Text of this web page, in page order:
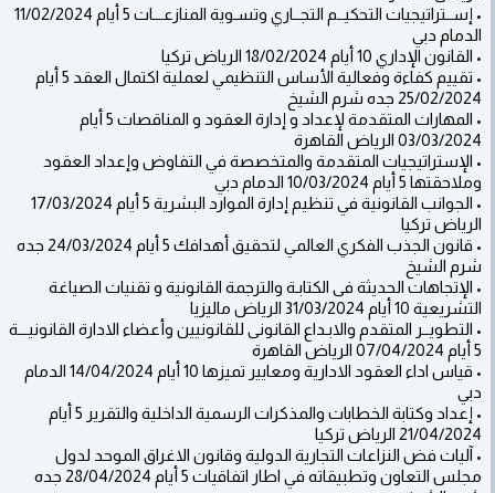
• إســتراتيجيات التحكيــم التجــاري وتسـوية المنازعـــات 5 أيام 11/02/2024
الدمام دبي
• القانون الإداري 10 أيام 18/02/2024 الرياض تركيا
• تقييم كفاءة وفعالية الأساس التنظيمي لعملية اكتمال العقد 5 أيام
25/02/2024 جده شرم الشيخ
• المهارات المتقدمة لإعداد و إدارة العقود و المناقصات 5 أيام
03/03/2024 الرياض القاهرة
• الإستراتيجيات المتقدمة والمتخصصة في التفاوض وإعداد العقود
وملاحقتها 5 أيام 10/03/2024 الدمام دبي
• الجوانب القانونية في تنظيم إدارة الموارد البشرية 5 أيام 17/03/2024
الرياض تركيا
• قانون الجذب الفكري العالمي لتحقيق أهدافك 5 أيام 24/03/2024 جده
شرم الشيخ
• الإتجاهات الحديثة فى الكتابـة والترجمة القانونية و تقنيات الصياغة
التشريعية 10 أيام 31/03/2024 الرياض ماليزيا
• التطويــر المتقدم والابـداع القانونى للقانونيين وأعضاء الادارة القانونيـــة
5 أيام 07/04/2024 الرياض القاهرة
• قياس اداء العقود الادارية ومعايير تميزها 10 أيام 14/04/2024 الدمام
دبي
• إعداد وكتابة الخطابات والمذكرات الرسمية الداخلية والتقرير 5 أيام
21/04/2024 الرياض تركيا
• آليات فض النزاعات التجارية الدولية وقانون الاغراق الموحد لدول
مجلس التعاون وتطبيقاته في اطار اتفاقيات 5 أيام 28/04/2024 جده